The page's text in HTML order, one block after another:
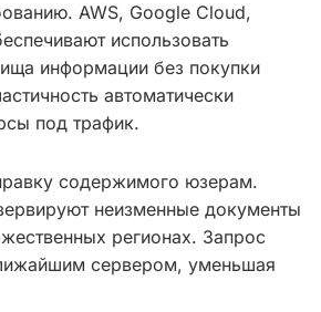
AWS, Google Cloud,
использовать
информации без покупки
автоматически
под трафик.
содержимого юзерам.
неизменные документы
регионах. Запрос
сервером, уменьшая